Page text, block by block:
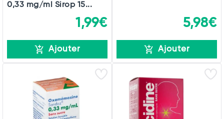
0,33 mg/ml Sirop 15...
1,99€
Ajouter
5,98€
Ajouter